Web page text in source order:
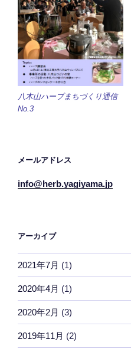
八木山ハーブまちづくり通信
No.3
メールアドレス
info@herb.yagiyama.jp
アーカイブ
2021年7月 (1)
2020年4月 (1)
2020年2月 (3)
2019年11月 (2)